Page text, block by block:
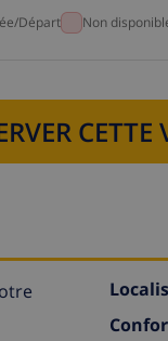
Départ Non
CETTE